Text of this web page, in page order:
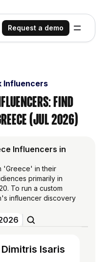
Request a demo
Influencers
Find
(Jul 2026)
Influencers in
'Greece' in their
primarily in
To run a custom
influencer discovery
Dimitris Isaris